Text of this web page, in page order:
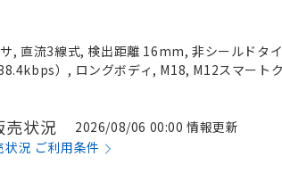
, 直流3線式, 検出距離 16mm, 非シールドタ
）, ロングボディ, M18, M12スマート
売状況
2026/08/06 00:00 情報更新
況 ご利用条件